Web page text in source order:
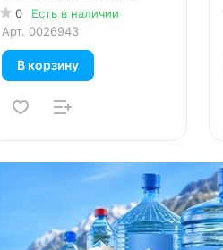
универсальный 1л
0
Есть в наличии
Арт. 0026943
В корзину